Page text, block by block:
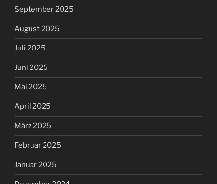
September 2025
August 2025
Juli 2025
Juni 2025
Mai 2025
April 2025
März 2025
Februar 2025
Januar 2025